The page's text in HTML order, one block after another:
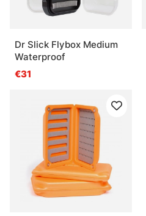
Dr Slick Flybox Medium
Waterproof
€31